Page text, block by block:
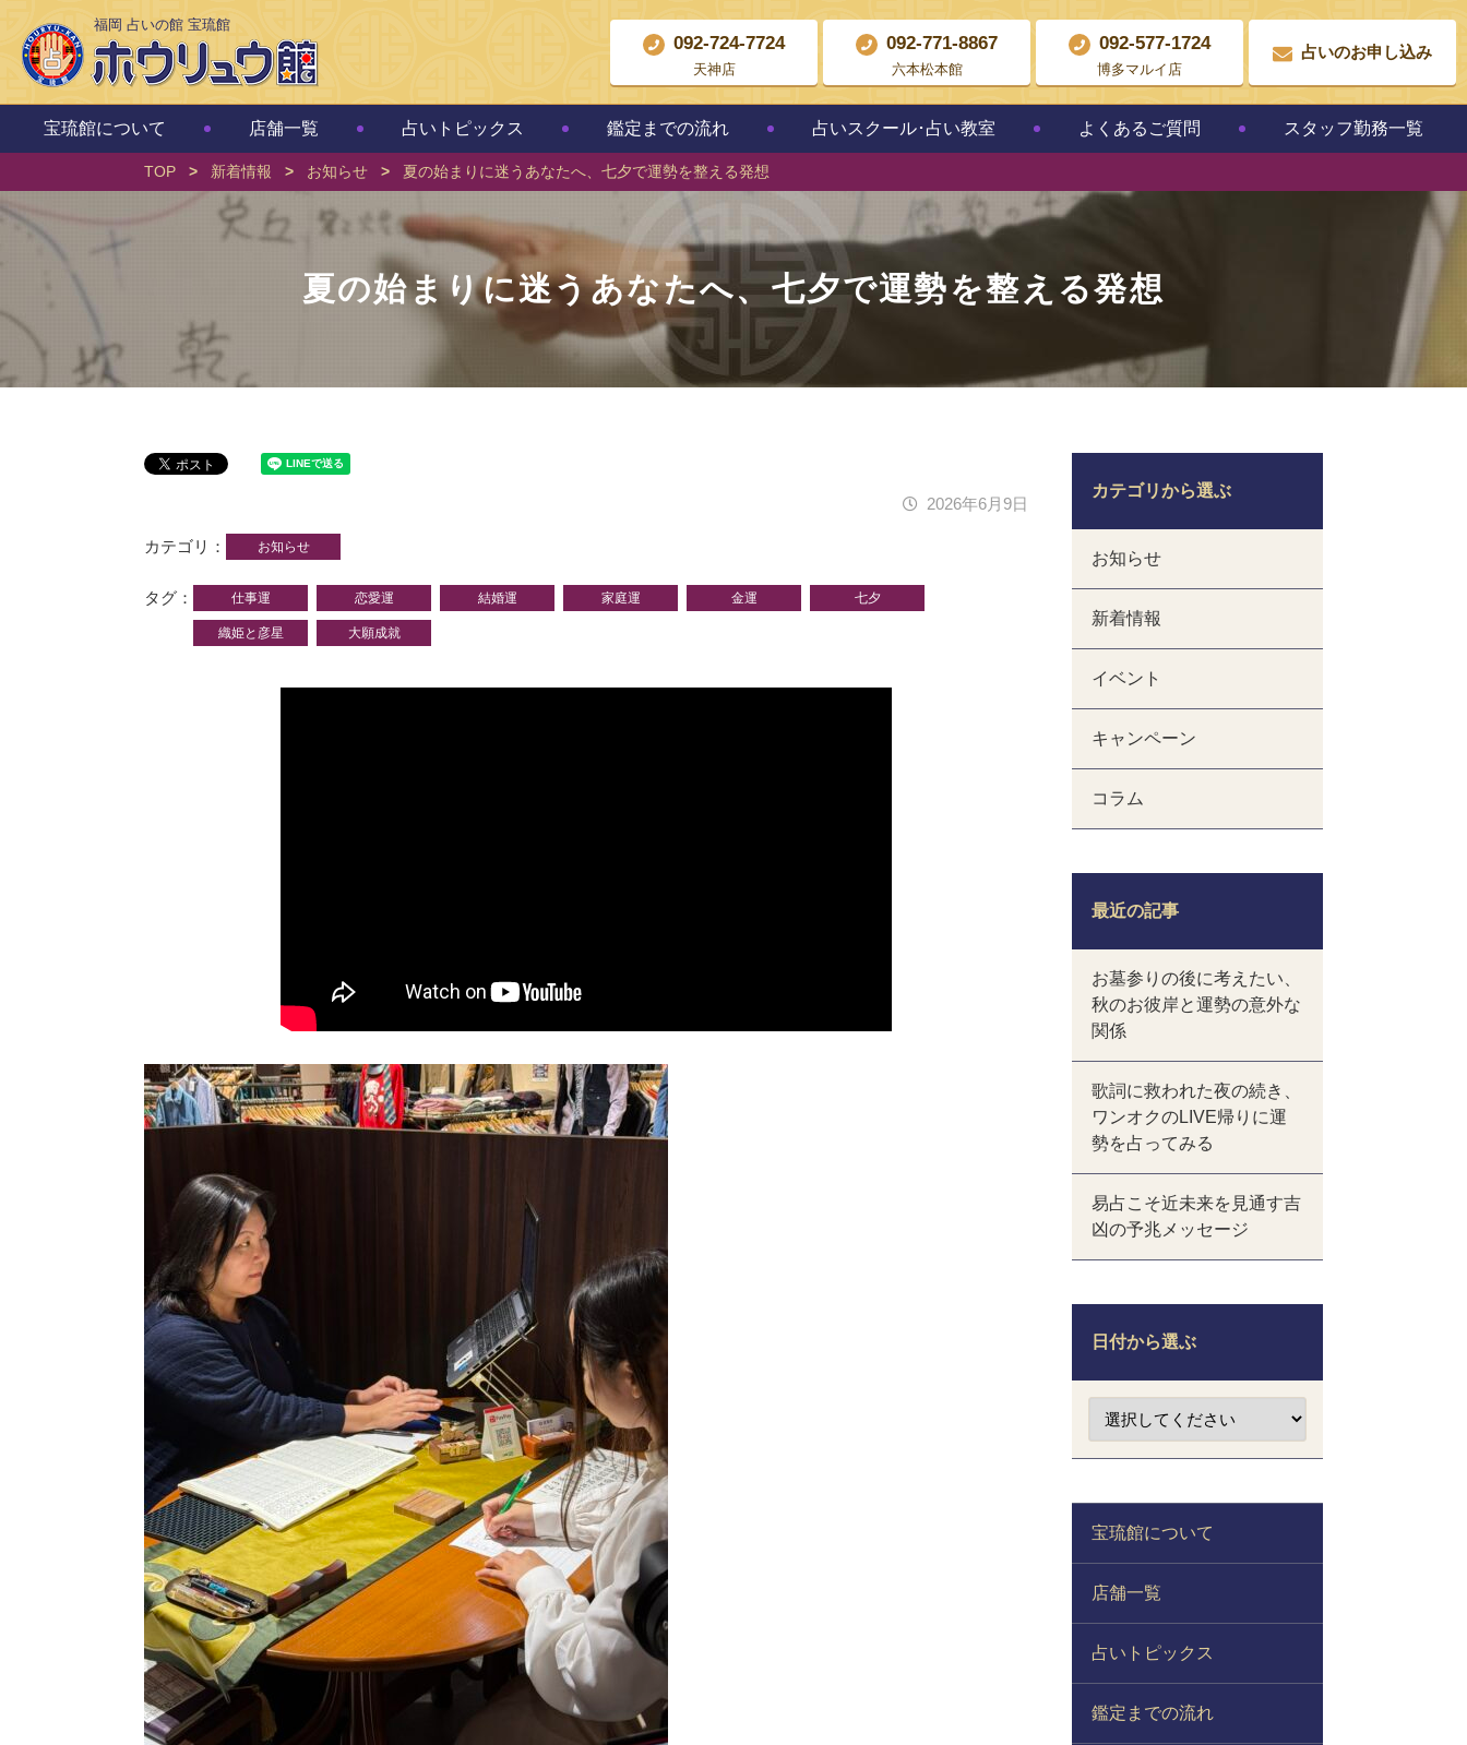
福岡 占いの館 宝琉館
092-724-7724
天神店
092-771-8867
六本松本館
092-577-1724
博多マルイ店
占いのお申し込み
宝琉館について 店舗一覧 占いトピックス 鑑定までの流れ 占いスクール･占い教室 よくあるご質問 スタッフ勤務一覧
TOP > 新着情報 > お知らせ > 夏の始まりに迷うあなたへ、七夕で運勢を整える発想
夏の始まりに迷うあなたへ、七夕で運勢を整える発想
2026年6月9日
カテゴリ お知らせ
タグ 仕事運 恋愛運 結婚運 家庭運 金運 七夕
織姫と彦星 大願成就
カテゴリから選ぶ
お知らせ
新着情報
イベント
キャンペーン
コラム
最近の記事
お墓参りの後に考えたい、
秋のお彼岸と運勢の意外な
関係
歌詞に救われた夜の続き、
ワンオクのLIVE帰りに運
勢を占ってみる
易占こそ近未来を見通す吉
凶の予兆メッセージ
日付から選ぶ
宝琉館について
店舗一覧
占いトピックス
鑑定までの流れ